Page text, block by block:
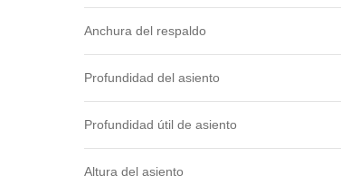
Anchura del respaldo
Profundidad del asiento
Profundidad útil de asiento
Altura del asiento